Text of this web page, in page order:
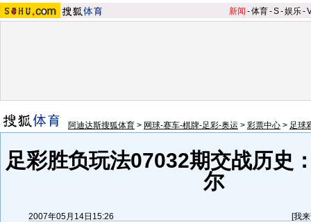
新闻 -体育-S-娱乐-
阿迪达斯搜狐体育 > 网球-赛车-棋牌-足彩-奥运 > 彩票中心 > 足球
足彩胜负玩法07032期交战历史
尔
2007年05月14日15:26 [我